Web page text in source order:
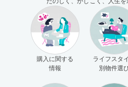
購入に関する
情報
ライフスタ
別物件選